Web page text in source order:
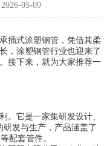
05-09
插式涂塑钢管，凭借其柔
，涂塑钢管行业也迎来了
接下来，就为大家推荐一
它是一家集研发设计、
发与生产，产品涵盖了
配套管件。